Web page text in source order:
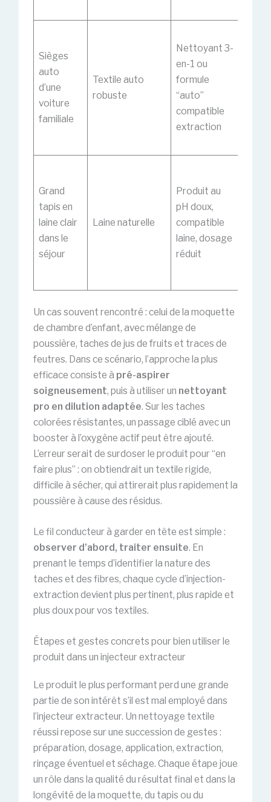
Sièges
auto
d’une
voiture
familiale
Textile auto
robuste
Nettoyant 3-
en-1 ou
formule
“auto”
compatible
extraction
Grand
tapis en
laine clair
dans le
séjour
Laine naturelle
Produit au
pH doux,
compatible
laine, dosage
réduit
Un cas souvent rencontré : celui de la moquette
de chambre d’enfant, avec mélange de
poussière, taches de jus de fruits et traces de
feutres. Dans ce scénario, l’approche la plus
efficace consiste à pré-aspirer
soigneusement, puis à utiliser un nettoyant
pro en dilution adaptée. Sur les taches
colorées résistantes, un passage ciblé avec un
booster à l’oxygène actif peut être ajouté.
L’erreur serait de surdoser le produit pour “en
faire plus” : on obtiendrait un textile rigide,
difficile à sécher, qui attirerait plus rapidement la
poussière à cause des résidus.
Le fil conducteur à garder en tête est simple :
observer d’abord, traiter ensuite. En
prenant le temps d’identifier la nature des
taches et des fibres, chaque cycle d’injection-
extraction devient plus pertinent, plus rapide et
plus doux pour vos textiles.
Étapes et gestes concrets pour bien utiliser le
produit dans un injecteur extracteur
Le produit le plus performant perd une grande
partie de son intérêt s’il est mal employé dans
l’injecteur extracteur. Un nettoyage textile
réussi repose sur une succession de gestes :
préparation, dosage, application, extraction,
rinçage éventuel et séchage. Chaque étape joue
un rôle dans la qualité du résultat final et dans la
longévité de la moquette, du tapis ou du